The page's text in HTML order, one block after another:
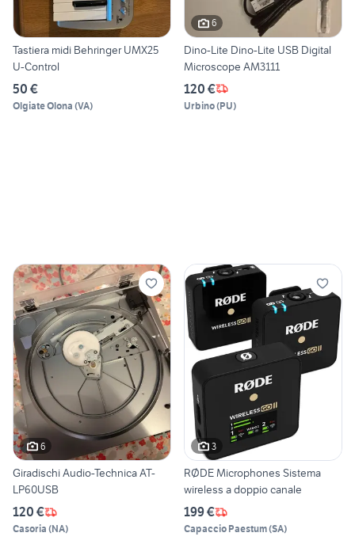
Tastiera midi Behringer UMX25
U-Control
50 €
Olgiate Olona (VA)
6
Dino-Lite Dino-Lite USB Digital
Microscope AM3111
120 €
Urbino(PU)
6
Giradischi Audio-Technica AT-
LP60USB
120 €
Casoria (NA)
3
RØDE Microphones Sistema
wireless a doppio canale
199 €
Capaccio Paestum(SA)